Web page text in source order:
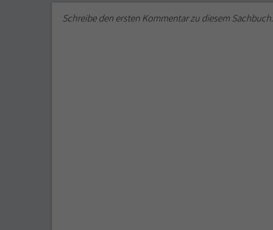
Schreibe den ersten Kommentar zu diesem Sachbuch.